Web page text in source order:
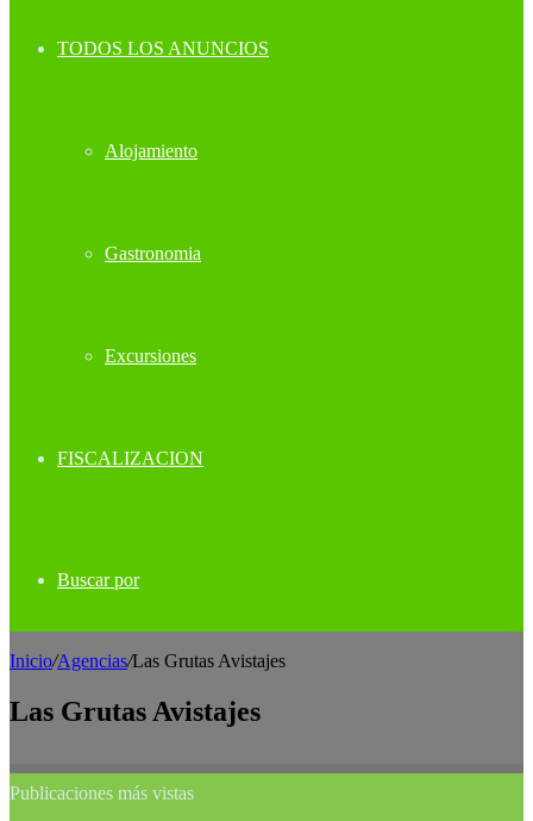
TODOS LOS ANUNCIOS
Alojamiento
Gastronomia
Excursiones
FISCALIZACION
Buscar por
Inicio/Agencias/Las Grutas Avistajes
Las Grutas Avistajes
Publicaciones más vistas